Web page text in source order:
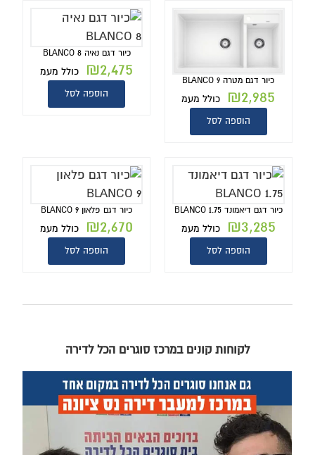
כיור דגם מטרה BLANCO 9
₪2,985 כולל מעמ
הוספה לסל
כיור דגם נאיה BLANCO 8
₪2,475 כולל מעמ
הוספה לסל
כיור דגם דיאמונד BLANCO 1.75
₪3,285 כולל מעמ
הוספה לסל
כיור דגם פלאון BLANCO 9
₪2,670 כולל מעמ
הוספה לסל
לקוחות קונים במרכז סוגרים הכל לדירה